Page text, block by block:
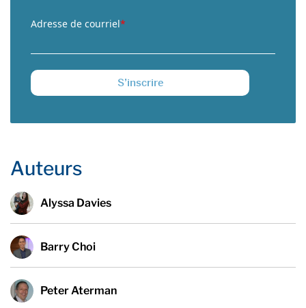
Adresse de courriel*
Auteurs
Alyssa Davies
Barry Choi
Peter Aterman